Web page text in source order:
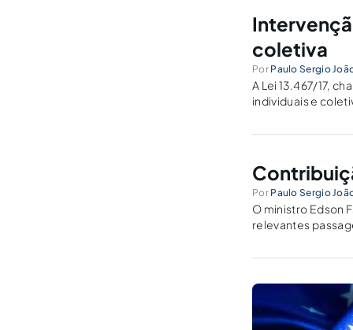
coletiva
Por Paulo Sergio
A Lei 13.467/17,
individuais e
Por Paulo Sergio
O ministro Edson
relevantes